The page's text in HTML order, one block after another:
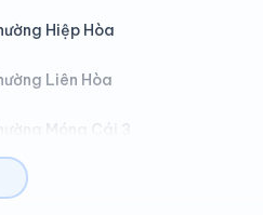
Hiệp Hòa
Liên Hòa
Móng Cái 3
Quảng Yên